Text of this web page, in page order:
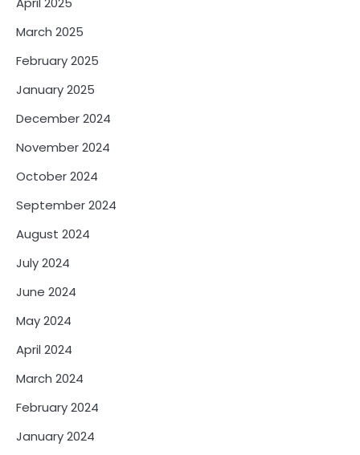
March 2025
February 2025
January 2025
December 2024
November 2024
October 2024
September 2024
August 2024
July 2024
June 2024
May 2024
April 2024
March 2024
February 2024
January 2024